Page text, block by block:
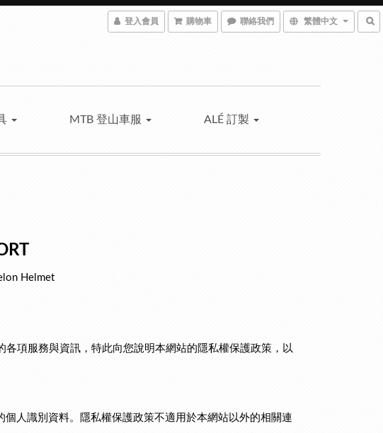
登入會員 購物車 聯絡我們 繁體中文
MTB 登山車服 ALÉ 訂製
Helmet
項服務與資訊，特此向您說明本網站的隱私權保護政策，以
人識別資料。隱私權保護政策不適用於本網站以外的相關連